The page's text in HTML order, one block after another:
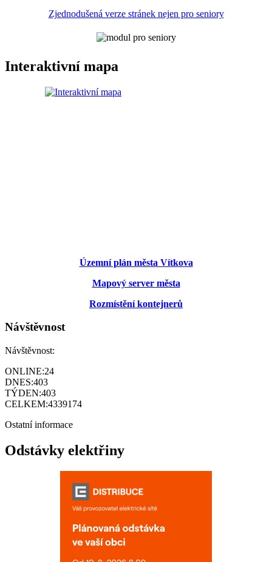
Zjednodušená verze stránek nejen pro seniory
Interaktivní mapa
Územní plán města Vítkova
Mapový server města
Rozmístění kontejnerů
Návštěvnost
Návštěvnost:
ONLINE:24
DNES:403
TÝDEN:403
CELKEM:4339174
Ostatní informace
Odstávky elektřiny